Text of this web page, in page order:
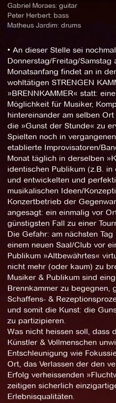
Gabriel Moraes: guitar
Peter Herbert: bass
Matheus Jardim: drums
• An dieser Stelle sei
Donnerstag/Freitag/Samstag
Monatsanfang findet an in
wohltätigen STRENGEN
»BRENNKAMMER« statt:
Möglichkeit für Musiker,
hintereinander am selben
die »Gunst der Stunde« zu
Spielten noch in
etablierte Improvisatoren/
Monat täglich in derselben
identischen Publikum (z.B.
und entwickelten und
musikalischen Ideen/
Konzertbetrieb der
angesagt: ein einmalig vor
günstigsten Fall zu einer
Die Gefahr: am nächsten
einem neuen Saal/Club vor
Publikum »Altbewährtes«
nicht mehr (oder kaum) zu
Musiker & Publikum sind
Brennkammer zu begegnen,
Schaffens- &
und somit die Kunst: die
zu partizipieren.
Was nicht heissen soll, dass
Künstler & Vollmenschen
Entschleunigung wie
Ort, das Verlassen der den
Erfolg verheissenden
zeitigen sicherlich
Erlebnisqualitäten.